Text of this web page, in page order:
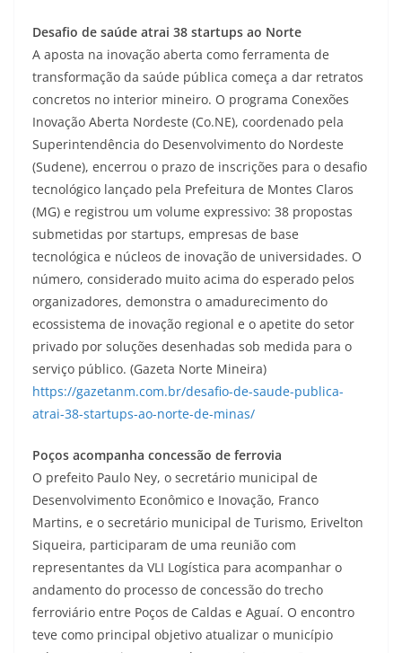
Desafio de saúde atrai 38 startups ao Norte
A aposta na inovação aberta como ferramenta de
transformação da saúde pública começa a dar retratos
concretos no interior mineiro. O programa Conexões
Inovação Aberta Nordeste (Co.NE), coordenado pela
Superintendência do Desenvolvimento do Nordeste
(Sudene), encerrou o prazo de inscrições para o desafio
tecnológico lançado pela Prefeitura de Montes Claros
(MG) e registrou um volume expressivo: 38 propostas
submetidas por startups, empresas de base
tecnológica e núcleos de inovação de universidades. O
número, considerado muito acima do esperado pelos
organizadores, demonstra o amadurecimento do
ecossistema de inovação regional e o apetite do setor
privado por soluções desenhadas sob medida para o
serviço público. (Gazeta Norte Mineira)
https://gazetanm.com.br/desafio-de-saude-publica-
atrai-38-startups-ao-norte-de-minas/
Poços acompanha concessão de ferrovia
O prefeito Paulo Ney, o secretário municipal de
Desenvolvimento Econômico e Inovação, Franco
Martins, e o secretário municipal de Turismo, Erivelton
Siqueira, participaram de uma reunião com
representantes da VLI Logística para acompanhar o
andamento do processo de concessão do trecho
ferroviário entre Poços de Caldas e Aguaí. O encontro
teve como principal objetivo atualizar o município